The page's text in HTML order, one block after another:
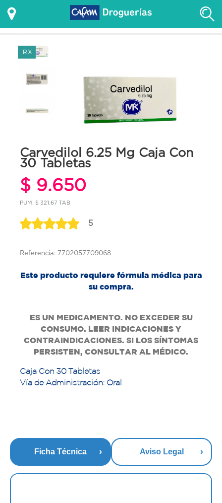
RX
Carvedilol 6.25 Mg Caja Con
30 Tabletas
$ 9.650
PUM: $ 321.67 TAB
5
Referencia: 7702057709068
Este producto requiere fórmula médica para
su compra.
ES UN MEDICAMENTO. NO EXCEDER SU
CONSUMO. LEER INDICACIONES Y
CONTRAINDICACIONES. SI LOS SÍNTOMAS
PERSISTEN, CONSULTAR AL MÉDICO.
Caja Con 30 Tabletas
Vía de Administración: Oral
Ficha Técnica Aviso Legal